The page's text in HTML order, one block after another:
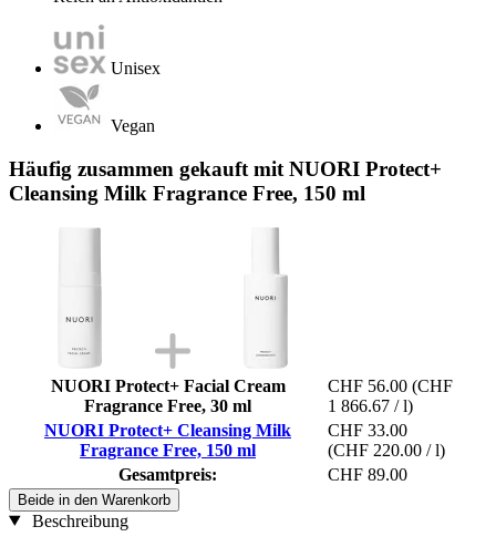
Unisex
Vegan
Häufig zusammen gekauft mit NUORI Protect+
Cleansing Milk Fragrance Free, 150 ml
NUORI Protect+ Facial Cream
Fragrance Free, 30 ml
CHF 56.00 (CHF
1 866.67 / l)
NUORI Protect+ Cleansing Milk
Fragrance Free, 150 ml
CHF 33.00
(CHF 220.00 / l)
Gesamtpreis:
CHF 89.00
Beide in den Warenkorb
Beschreibung